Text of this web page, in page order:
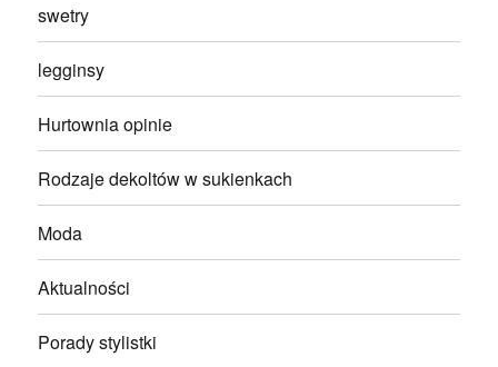
swetry
legginsy
Hurtownia opinie
Rodzaje dekoltów w sukienkach
Moda
Aktualności
Porady stylistki